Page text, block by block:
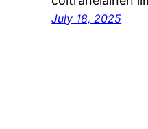
July 18, 2025